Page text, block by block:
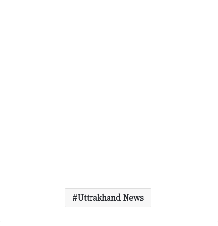
Uttrakhand News